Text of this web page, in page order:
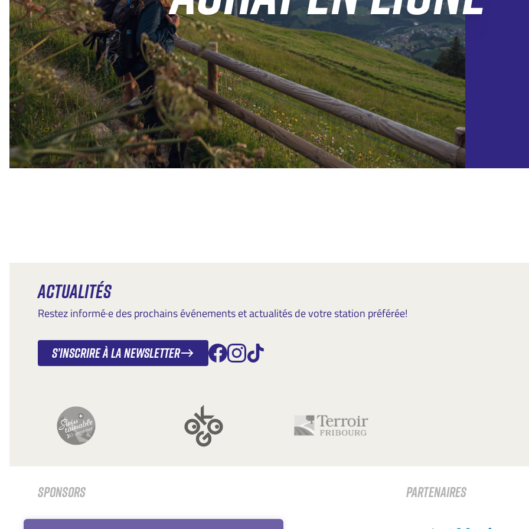
ACTUALITÉS
Restez informé·e des prochains événements et actualités de votre station préférée!
S’inscrire à la newsletter
SPONSORS PARTENAIRES